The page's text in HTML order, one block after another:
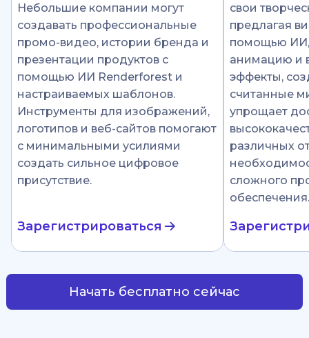
Небольшие компании могут
создавать профессиональные
промо-видео, истории бренда и
презентации продуктов с
помощью ИИ Renderforest и
настраиваемых шаблонов.
Инструменты для изображений,
логотипов и веб-сайтов помогают
с минимальными усилиями
создать сильное цифровое
присутствие.
Зарегистрироваться
свои
предлагая
помощью
анимацию и
эффекты,
считанные
упрощает
различных
сложного
обеспечения.
Начать бесплатно сейчас